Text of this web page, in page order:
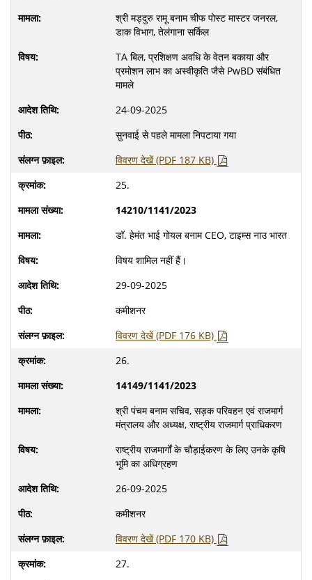
श्री मड्दुरु रामू बनाम चीफ पोस्ट मास्टर जनरल,
डाक विभाग, तेलंगाना सर्किल
TA बिल, प्रशिक्षण अवधि के वेतन बकाया और
प्रमोशन लाभ का अस्वीकृति जैसे PwBD संबंधित
मामले
24-09-2025
सुनवाई से पहले मामला निपटाया गया
विवरण देखें (PDF 187 KB)
25.
14210/1141/2023
डॉ. हेमंत भाई गोयल बनाम CEO, टाइम्स नाउ भारत
विषय शामिल नहीं हैं।
29-09-2025
कमीशनर
विवरण देखें (PDF 176 KB)
26.
14149/1141/2023
श्री पंचम बनाम सचिव, सड़क परिवहन एवं राजमार्ग
मंत्रालय और अध्यक्ष, राष्ट्रीय राजमार्ग प्राधिकरण
राष्ट्रीय राजमार्गों के चौड़ाईकरण के लिए उनके कृषि
भूमि का अधिग्रहण
26-09-2025
कमीशनर
विवरण देखें (PDF 170 KB)
27.